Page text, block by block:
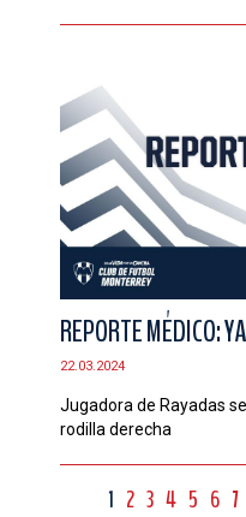
REPORTE MÉDICO:
22.03.2024
Jugadora de Rayadas
rodilla derecha
1 2 3 4 5 6 7